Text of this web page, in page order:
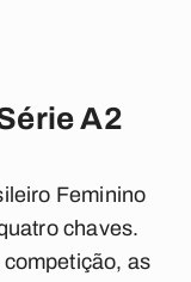
A2
Feminino
chaves.
as